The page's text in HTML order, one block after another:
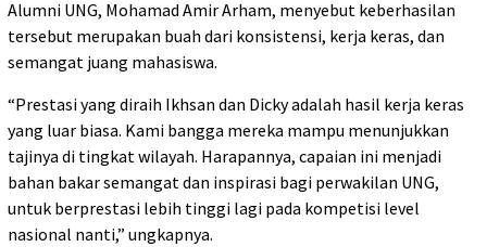
Alumni UNG, Mohamad Amir Arham, menyebut keberhasilan
tersebut merupakan buah dari konsistensi, kerja keras, dan
semangat juang mahasiswa.
“Prestasi yang diraih Ikhsan dan Dicky adalah hasil kerja keras
yang luar biasa. Kami bangga mereka mampu menunjukkan
tajinya di tingkat wilayah. Harapannya, capaian ini menjadi
bahan bakar semangat dan inspirasi bagi perwakilan UNG,
untuk berprestasi lebih tinggi lagi pada kompetisi level
nasional nanti,” ungkapnya.